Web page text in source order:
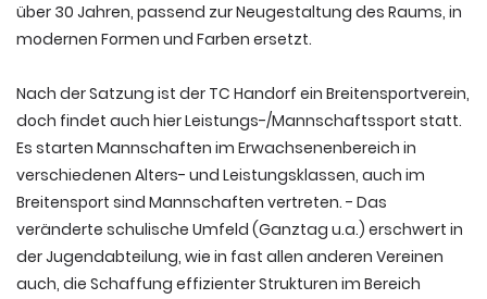
über 30 Jahren, passend zur Neugestaltung des Raums, in
modernen Formen und Farben ersetzt.
Nach der Satzung ist der TC Handorf ein Breitensportverein,
doch findet auch hier Leistungs-/Mannschaftssport statt.
Es starten Mannschaften im Erwachsenenbereich in
verschiedenen Alters- und Leistungsklassen, auch im
Breitensport sind Mannschaften vertreten. - Das
veränderte schulische Umfeld (Ganztag u.a.) erschwert in
der Jugendabteilung, wie in fast allen anderen Vereinen
auch, die Schaffung effizienter Strukturen im Bereich